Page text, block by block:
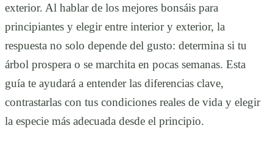
exterior. Al hablar de los mejores bonsáis para
principiantes y elegir entre interior y exterior, la
respuesta no solo depende del gusto: determina si tu
árbol prospera o se marchita en pocas semanas. Esta
guía te ayudará a entender las diferencias clave,
contrastarlas con tus condiciones reales de vida y elegir
la especie más adecuada desde el principio.